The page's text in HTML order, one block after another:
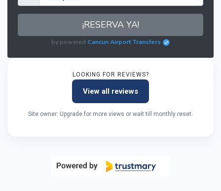
¡RESERVA YA!
by powered Cancun Airport Transfers
LOOKING FOR REVIEWS?
View all reviews
Site owner: Upgrade for more views or wait till monthly reset.